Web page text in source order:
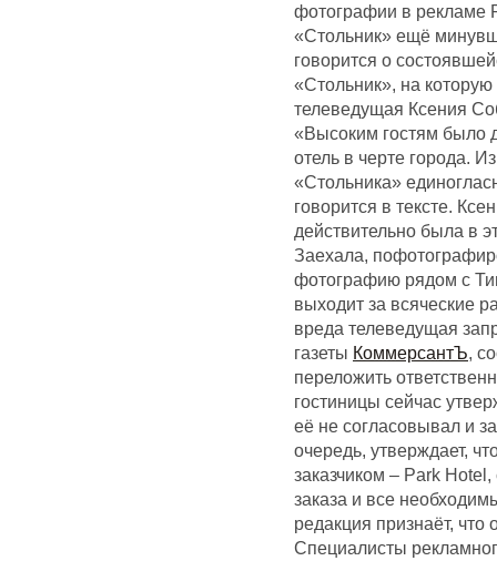
фотографии в рекламе
«Стольник» ещё
говорится о
«Стольник», на
телеведущая Ксения
«Высоким гостям было
отель в черте города.
«Стольника»
говорится в тексте.
действительно была в
Заехала,
фотографию рядом с
выходит за всяческие
вреда телеведущая
газеты КоммерсантЪ,
переложить
гостиницы сейчас
её не согласовывал и
очередь, утверждает,
заказчиком – Park
заказа и все
редакция признаёт, что
Специалисты